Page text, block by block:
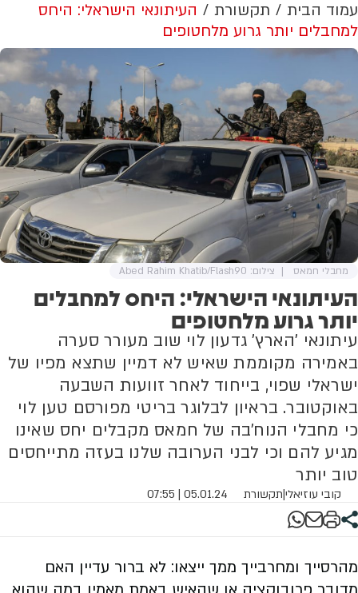
עמוד הבית תקשורת
העיתונאי הישראלי: היחס
למחבלים יותר גרוע מלחטופים
העיתונאי הישראלי: היחס למחבלים
יותר גרוע מלחטופים
עיתונאי 'הארץ' גדעון לוי שוב מעורר סערה
באמירה מקוממת שאיש לא דמיין שתצא מפיו של
ישראלי שפוי, בייחוד לאחר זוועות השבעה
באוקטובר. בראיון לבלוגר בריטי מפורסם טען לוי
כי מחבלי הנוח'בה של חמאס מקבלים יחס שאינו
מגיע להם וכי לבני הערובה שלנו בעזה מתייחסים
טוב יותר
קובי עוזיאלי|תקשורת 05.01.24 | 07:55
מחבלי חמאס צילום: Abed Rahim Khatib/Flash90
מהרסייך ומחרבייך ממך ייצאו: לא ברור עדיין האם